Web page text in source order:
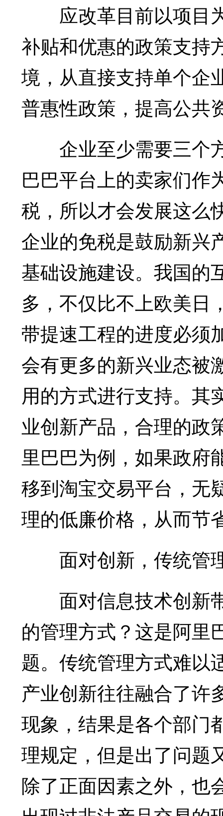
应改革目前以项目
补贴和优惠的政策支持
境，从直接支持单个企
普惠性政策，提高公共
企业至少需要三个
巴巴平台上的卖家们作
税，所以才会发展这么
企业的免税是鼓励新兴
基础设施建设。我国的
多，不仅比不上欧美日
带提速工程的进度必须
会有更多的新兴业态被
用的方式进行支持。其
业创新产品，合理的政
里巴巴为例，如果政府
移到淘宝交易平台，无
理的低廉价格，从而节
面对创新，传统管
面对信息技术创新
的管理方式？这是阿里
题。传统管理方式难以
产业创新往往融合了许
现象，结果是各个部门
理规定，但是出了问题
除了正面因素之外，也